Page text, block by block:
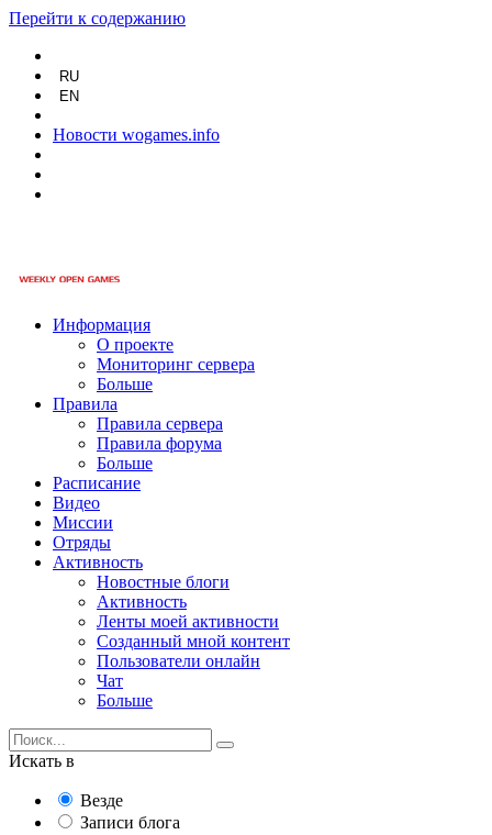
Перейти к содержанию
RU
EN
Новости wogames.info
Информация
О проекте
Мониторинг сервера
Больше
Правила
Правила сервера
Правила форума
Больше
Расписание
Видео
Миссии
Отряды
Активность
Новостные блоги
Активность
Ленты моей активности
Созданный мной контент
Пользователи онлайн
Чат
Больше
Искать в
Везде
Записи блога